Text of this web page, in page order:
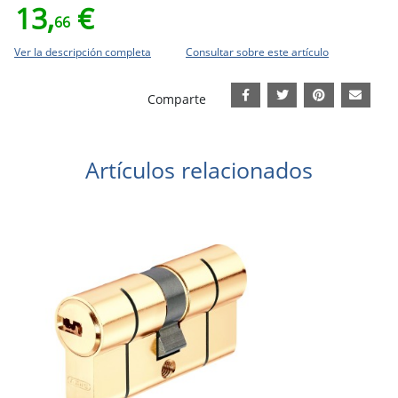
13,66 €
Ver la descripción completa Consultar sobre este artículo
Comparte
Artículos relacionados